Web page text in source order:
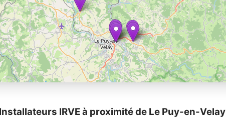
IRVE à proximité de Le Puy-en-Velay